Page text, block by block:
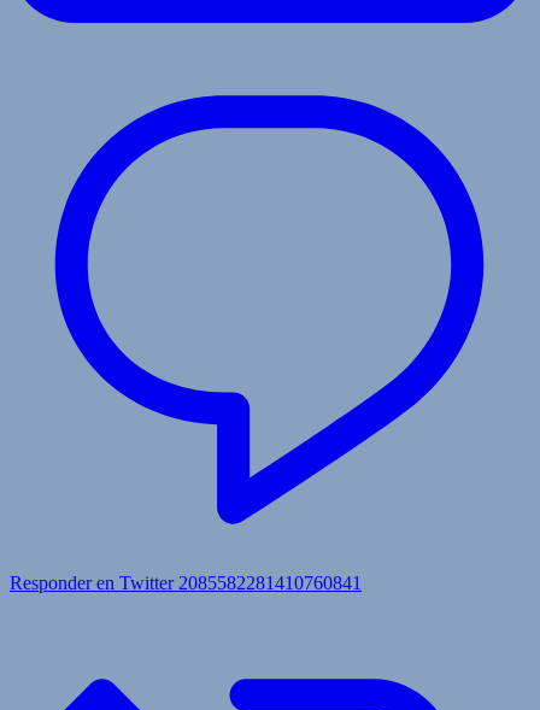
Responder en Twitter 2085582281410760841